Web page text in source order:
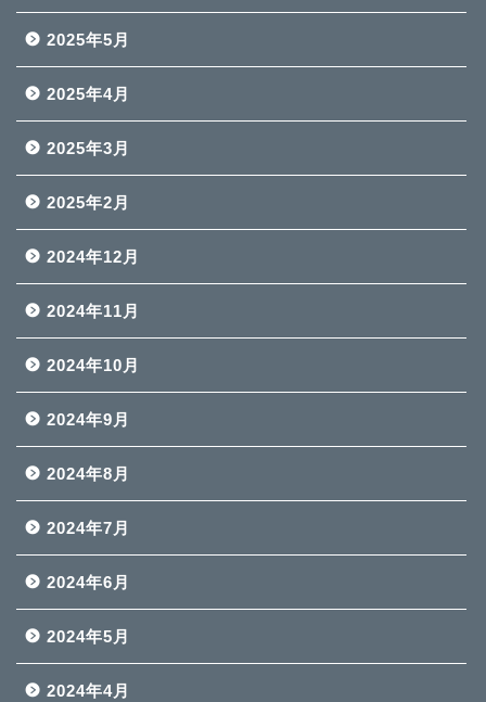
2025年5月
2025年4月
2025年3月
2025年2月
2024年12月
2024年11月
2024年10月
2024年9月
2024年8月
2024年7月
2024年6月
2024年5月
2024年4月